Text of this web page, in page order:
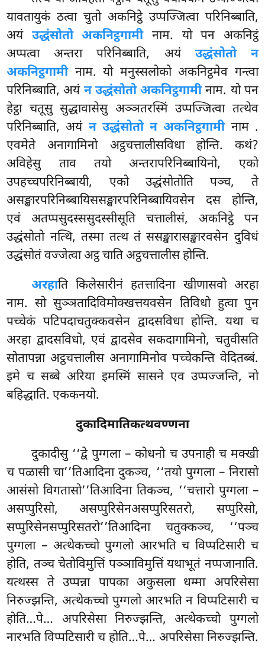
यावतायुकं ठत्वा चुतो अकनिट्ठे उप्पज्जित्वा परिनिब्बाति,
अयं उद्धंसोतो अकनिट्ठगामीनाम. यो पन अकनिट्ठं
अप्पत्वा अन्तरा परिनिब्बाति, अयं उद्धंसोतो न
अकनिट्ठगामीनाम. यो मनुस्सलोको अकनिट्ठमेव गन्त्वा
परिनिब्बाति, अयं न उद्धंसोतो अकनिट्ठगामीनाम. यो पन
हेट्ठा चतूसु सुद्धावासेसु अञ्ञतरस्मिं उप्पज्जित्वा तत्थेव
परिनिब्बाति, अयं न उद्धंसोतो न अकनिट्ठगामीनाम .
एवमेते अनागामिनो अट्ठचत्तालीसविधा होन्ति. कथं?
अविहेसु ताव तयो अन्तरापरिनिब्बायिनो, एको
उपहच्चपरिनिब्बायी, एको उद्धंसोतोति पञ्च, ते
असङ्खारपरिनिब्बायिससङ्खारपरिनिब्बायिवसेन दस होन्ति,
एवं अतप्पसुदस्ससुदस्सीसूति चत्तालीसं, अकनिट्ठे पन
उद्धंसोतो नत्थि, तस्मा तत्थ तं ससङ्खारासङ्खारवसेन दुविधं
उद्धंसोतं वज्जेत्वा अट्ठ चाति अट्ठचत्तालीस होन्ति.
अरहाति किलेसारीनं हतत्तादिना खीणासवो अरहा
नाम. सो सुञ्ञतादिविमोक्खत्तयवसेन तिविधो हुत्वा पुन
पच्चेकं पटिपदाचतुक्कवसेन द्वादसविधा होन्ति. यथा च
अरहा द्वादसविधो, एवं द्वादसेव सकदागामिनो, चतुवीसति
सोतापन्ना अट्ठचत्तालीस अनागामिनोव पच्चेकन्ति वेदितब्बं.
इमे च सब्बे अरिया इमस्मिं सासने एव उप्पज्जन्ति, नो
बहिद्धाति. एककनयो.
दुकादिमातिकत्थवण्णना
दुकादीसु ‘‘द्वे पुग्गला – कोधनो च उपनाही च मक्खी
च पळासी चा’’तिआदिना दुकञ्च, ‘‘तयो पुग्गला – निरासो
आसंसो विगतासो’’तिआदिना तिकञ्च, ‘‘चत्तारो पुग्गला –
असप्पुरिसो, असप्पुरिसेनअसप्पुरिसतरो, सप्पुरिसो,
सप्पुरिसेनसप्पुरिसतरो’’तिआदिना चतुक्कञ्च, ‘‘पञ्च
पुग्गला – अत्थेकच्चो पुग्गलो आरभति च विप्पटिसारी च
होति, तञ्च चेतोविमुत्तिं पञ्ञाविमुत्तिं यथाभूतं नप्पजानाति.
यत्थस्स ते उप्पन्ना पापका अकुसला धम्मा अपरिसेसा
निरुज्झन्ति, अत्थेकच्चो पुग्गलो आरभति न विप्पटिसारी च
होति…पे… अपरिसेसा निरुज्झन्ति, अत्थेकच्चो पुग्गलो
नारभति विप्पटिसारी च होति…पे… अपरिसेसा निरुज्झन्ति.